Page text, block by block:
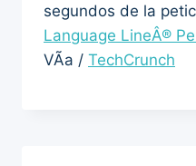
segundos de la
Language LineÂ®
VÃ­a / TechCrunch